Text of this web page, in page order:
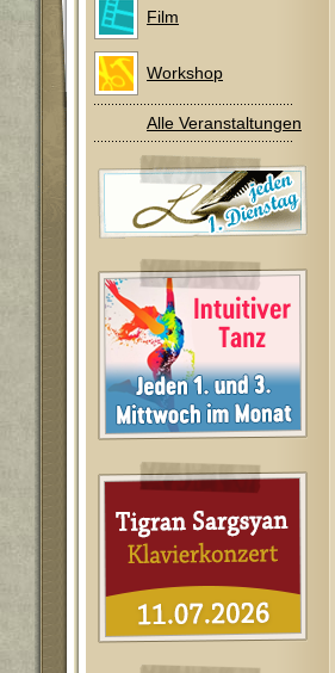
Film
Workshop
Alle Veranstaltungen